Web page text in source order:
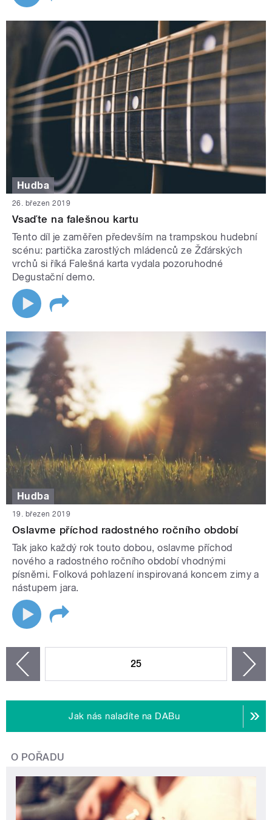
Hudba
26. březen 2019
Vsaďte na falešnou kartu
Tento díl je zaměřen především na trampskou hudební
scénu: partička zarostlých mládenců ze Žďárských
vrchů si říká Falešná karta vydala pozoruhodné
Degustační demo.
Hudba
19. březen 2019
Oslavme příchod radostného ročního období
Tak jako každý rok touto dobou, oslavme příchod
nového a radostného ročního období vhodnými
písněmi. Folková pohlazení inspirovaná koncem zimy a
nástupem jara.
25
Jak nás naladíte na DABu
O POŘADU